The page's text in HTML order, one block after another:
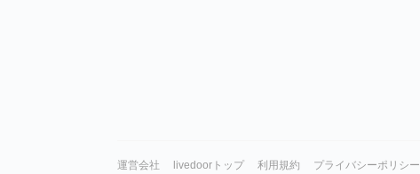
運営会社 livedoorトップ 利用規約 プライバシーポリシー